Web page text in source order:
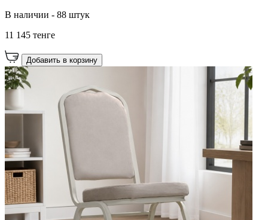
В наличии - 88 штук
11 145 тенге
Добавить в корзину